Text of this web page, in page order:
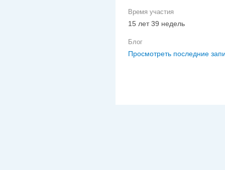
Время участия
15 лет 39 недель
Блог
Просмотреть последние